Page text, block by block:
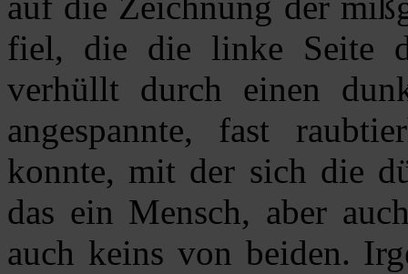
fiel, die die linke Seite
verhüllt durch einen
angespannte, fast
konnte, mit der sich die
das ein Mensch, aber
auch keins von beiden.